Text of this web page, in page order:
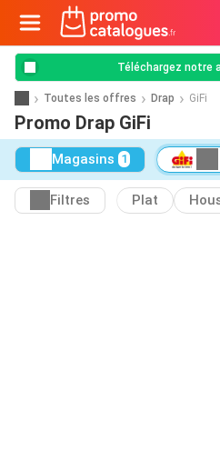
Téléchargez notre
Toutes les offres Drap GiFi
Promo Drap GiFi
Magasins 1
Filtres Plat